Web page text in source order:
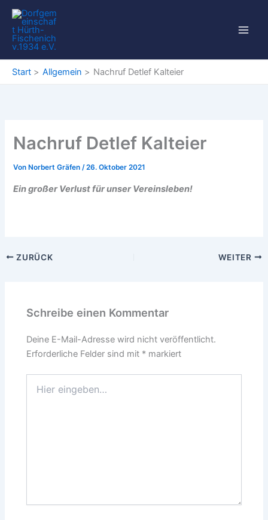
Zum
Inhalt
springen
Start Allgemein Nachruf Detlef Kalteier
Nachruf Detlef Kalteier
Von Norbert Gräfen/26. Oktober 2021
Ein großer Verlust für unser Vereinsleben!
ZURÜCK WEITER
Schreibe einen Kommentar
Deine E-Mail-Adresse wird nicht veröffentlicht.
Erforderliche Felder sind mit * markiert
eingeben…